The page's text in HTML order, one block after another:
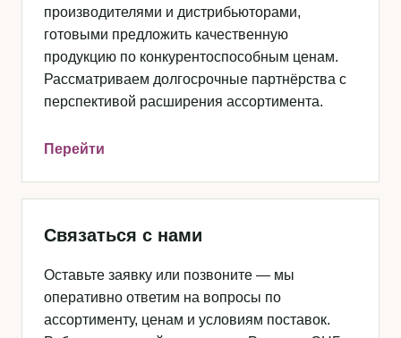
производителями и дистрибьюторами,
готовыми предложить качественную
продукцию по конкурентоспособным ценам.
Рассматриваем долгосрочные партнёрства с
перспективой расширения ассортимента.
Перейти
Связаться с нами
Оставьте заявку или позвоните — мы
оперативно ответим на вопросы по
ассортименту, ценам и условиям поставок.